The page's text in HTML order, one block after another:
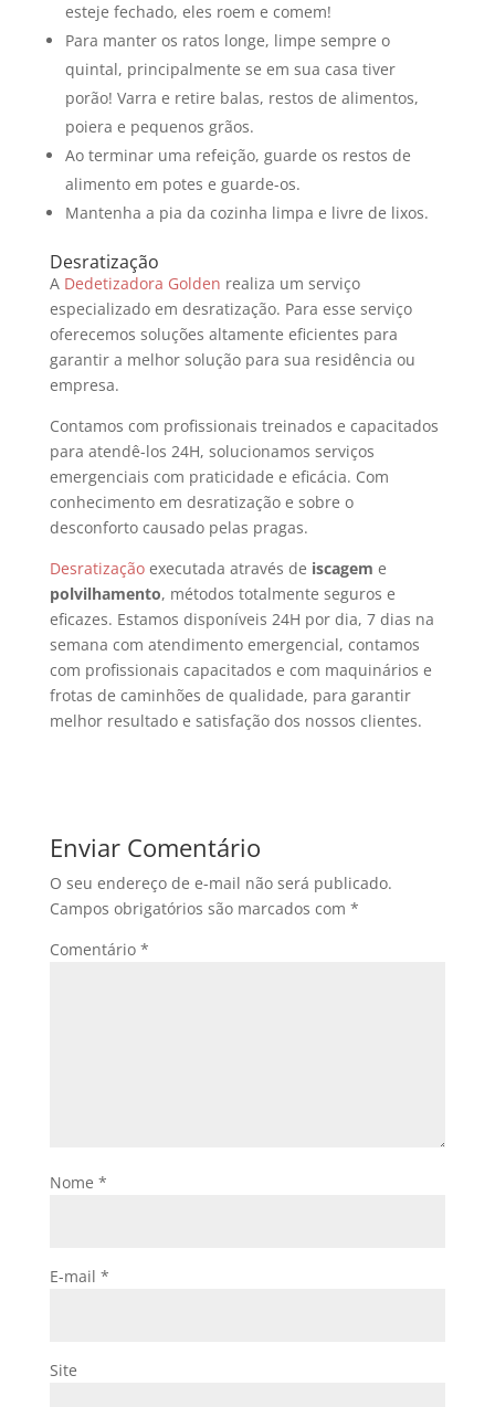
esteje fechado, eles roem e comem!
Para manter os ratos longe, limpe sempre o
quintal, principalmente se em sua casa tiver
porão! Varra e retire balas, restos de alimentos,
poiera e pequenos grãos.
Ao terminar uma refeição, guarde os restos de
alimento em potes e guarde-os.
Mantenha a pia da cozinha limpa e livre de lixos.
Desratização
A Dedetizadora Golden realiza um serviço
especializado em desratização. Para esse serviço
oferecemos soluções altamente eficientes para
garantir a melhor solução para sua residência ou
empresa.
Contamos com profissionais treinados e capacitados
para atendê-los 24H, solucionamos serviços
emergenciais com praticidade e eficácia. Com
conhecimento em desratização e sobre o
desconforto causado pelas pragas.
Desratização executada através de iscagem e
polvilhamento, métodos totalmente seguros e
eficazes. Estamos disponíveis 24H por dia, 7 dias na
semana com atendimento emergencial, contamos
com profissionais capacitados e com maquinários e
frotas de caminhões de qualidade, para garantir
melhor resultado e satisfação dos nossos clientes.
Enviar Comentário
O seu endereço de e-mail não será publicado.
Campos obrigatórios são marcados com *
Comentário *
Nome *
E-mail *
Site